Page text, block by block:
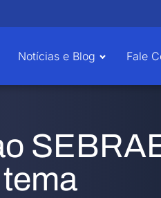
Notícias e Blog Fale